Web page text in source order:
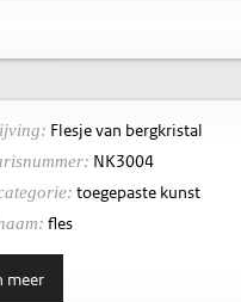
Flesje van bergkristal
NK3004
toegepaste kunst
fles
meer